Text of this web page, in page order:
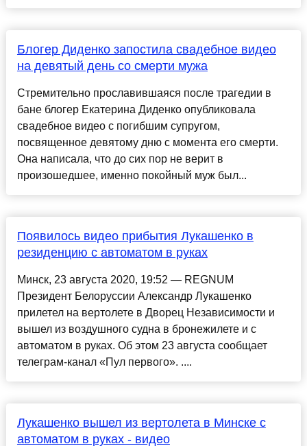
Блогер Диденко запостила свадебное видео
на девятый день со смерти мужа
Стремительно прославившаяся после трагедии в
бане блогер Екатерина Диденко опубликовала
свадебное видео с погибшим супругом,
посвященное девятому дню с момента его смерти.
Она написала, что до сих пор не верит в
произошедшее, именно покойный муж был...
Появилось видео прибытия Лукашенко в
резиденцию с автоматом в руках
Минск, 23 августа 2020, 19:52 — REGNUM
Президент Белоруссии Александр Лукашенко
прилетел на вертолете в Дворец Независимости и
вышел из воздушного судна в бронежилете и с
автоматом в руках. Об этом 23 августа сообщает
телеграм-канал «Пул первого». ....
Лукашенко вышел из вертолета в Минске с
автоматом в руках - видео